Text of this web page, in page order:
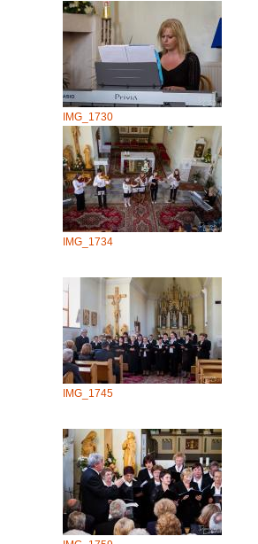
IMG_1730
IMG_1734
IMG_1745